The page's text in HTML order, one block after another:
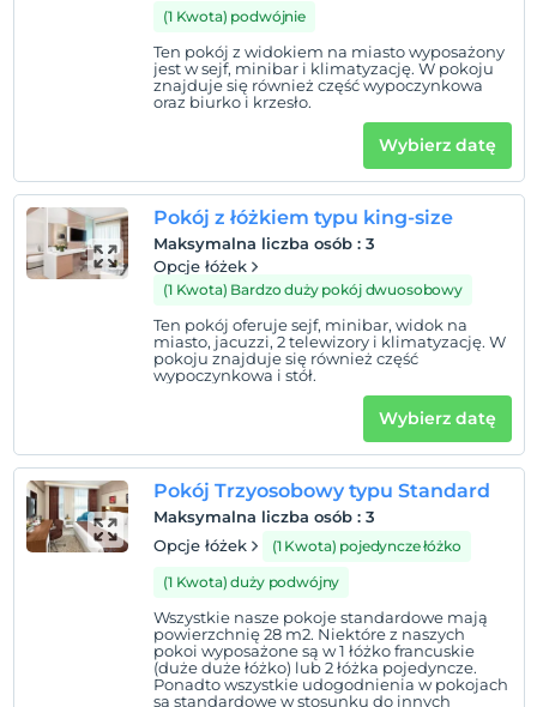
dokusunda göz kamaştıran The Merlot Hotel, tüm
ihtişamıyla modern bir rahatlık ve lüks içinde sizi
misafirliğe davet ediyor.
Lokalizacja
Eskişehir Merkez ilçesi, Acıbadem Hastanesi çaprazında
bulunan otelimiz Özdilek AVM yanındadır, çevre yoluna
çok yakın mesafededir. Ayrıca YHT Tren Garına yürüme
Pokaż na mapie
Zasady hotelu
Zameldować się
Po 14:00
Wymeldować się
Zwierzęta niedozwolone
(1 Kwota) podwójnie
Ten pokój z widokiem na miasto wyposażony
jest w sejf, minibar i klimatyzację. W pokoju
znajduje się również część wypoczynkowa
oraz biurko i krzesło.
Wybierz datę
Pokój z łóżkiem typu king-size
Maksymalna liczba osób : 3
Opcje łóżek
(1 Kwota) Bardzo duży pokój dwuosobowy
Ten pokój oferuje sejf, minibar, widok na
miasto, jacuzzi, 2 telewizory i klimatyzację. W
pokoju znajduje się również część
wypoczynkowa i stół.
Wybierz datę
Pokój Trzyosobowy typu Standard
Maksymalna liczba osób : 3
Opcje łóżek
(1 Kwota) pojedyncze łóżko
(1 Kwota) duży podwójny
Wszystkie nasze pokoje standardowe mają
powierzchnię 28 m2. Niektóre z naszych
pokoi wyposażone są w 1 łóżko francuskie
(duże duże łóżko) lub 2 łóżka pojedyncze.
Ponadto wszystkie udogodnienia w pokojach
są standardowe w stosunku do innych